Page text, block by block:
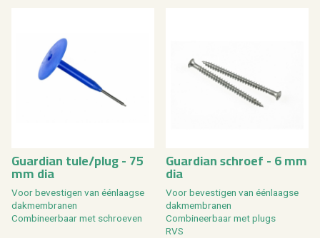
Gu­ar­di­an tule/plug - 75
mm dia
Voor be­ves­ti­gen van éénlaag­se
dak­mem­bra­nen
Com­bi­neer­baar met schroe­ven
Gu­ar­di­an schroef - 6 mm
dia
Voor be­ves­ti­gen van éénlaag­se
dak­mem­bra­nen
Com­bi­neer­baar met plugs
RVS